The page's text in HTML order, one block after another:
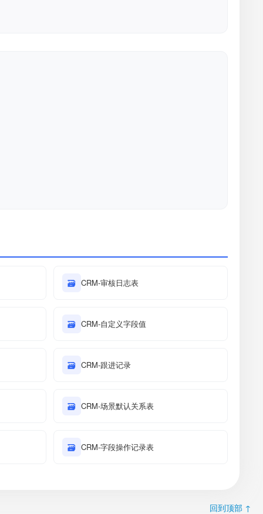
🗃 CRM-审核日志表
🗃 CRM-自定义字段值
🗃 CRM-跟进记录
🗃 CRM-场景默认关系表
🗃 CRM-字段操作记录表
回到顶部 ↑